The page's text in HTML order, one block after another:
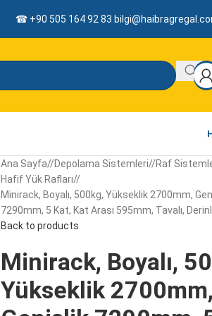
☎ +90 505 164 92 83
Ana Sayfa/ Depolama Sistemleri/ Raf
Hafif Yük Rafları/
Minirack, Boyalı, 500kg, Yükseklik 2700mm,
7290mm, 5 Kat, Kat Arası 595mm, Tavalı,
Back to products
Minirack, Boyalı,
Yükseklik 2700mm,